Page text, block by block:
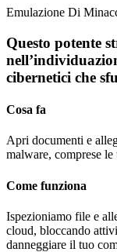
Emulazione Di
Questo potente
cibernetici che
Cosa fa
Apri documenti e
malware, comprese
Come funziona
Ispezioniamo file e
cloud, bloccando
danneggiare il tuo